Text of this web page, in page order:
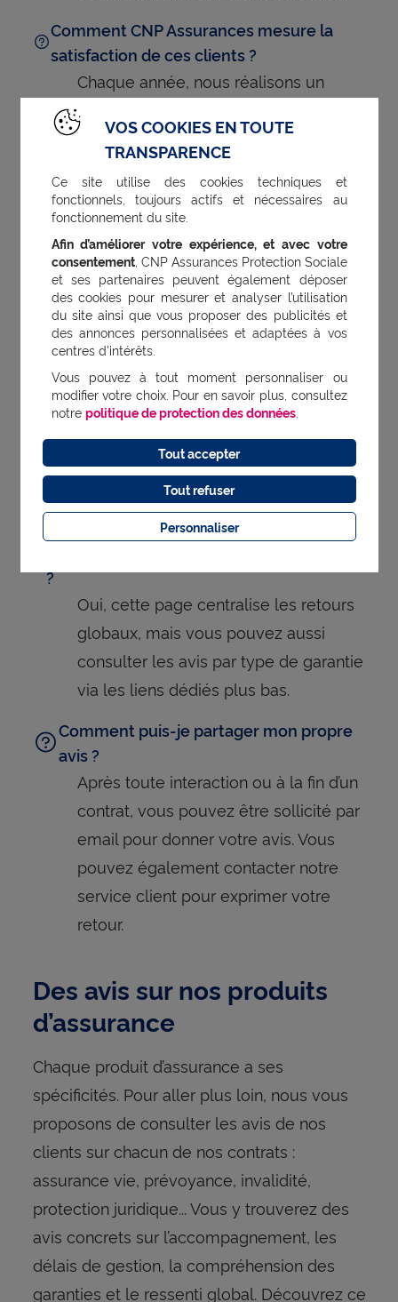
Comment CNP Assurances mesure la
satisfaction de ces clients ?
Chaque année, nous réalisons un
critères : qualité du service, réactivité,
clarté des informations,
accompagnement. En 2024, notre
score global était de 91/100.
Que fait CNP Assurances en cas d’avis
négatif ?
Chaque avis est pris en compte.
Lorsqu’un retour nécessite une action,
notre équipe relation client entre en
contact avec l’assuré pour
Ces avis permettent aussi d’améliorer
nos services.
Peut-on consulter les avis sur les produits
?
Oui, cette page centralise les retours
globaux, mais vous pouvez aussi
consulter les avis par type de garantie
via les liens dédiés plus bas.
Comment puis-je partager mon propre
avis ?
Après toute interaction ou à la fin d’un
contrat, vous pouvez être sollicité par
email pour donner votre avis. Vous
pouvez également contacter notre
service client pour exprimer votre
retour.
Des avis sur nos produits
d’assurance
Chaque produit d’assurance a ses
spécificités. Pour aller plus loin, nous vous
proposons de consulter les avis de nos
clients sur chacun de nos contrats :
assurance vie, prévoyance, invalidité,
protection juridique... Vous y trouverez des
avis concrets sur l’accompagnement, les
délais de gestion, la compréhension des
garanties et le ressenti global. Découvrez ce
VOS COOKIES EN TOUTE
TRANSPARENCE
Ce site utilise des cookies techniques et
fonctionnels, toujours actifs et nécessaires au
fonctionnement du site.
Afin d’améliorer votre expérience, et avec votre
consentement, CNP Assurances Protection Sociale
et ses partenaires peuvent également déposer
des cookies pour mesurer et analyser l’utilisation
du site ainsi que vous proposer des publicités et
des annonces personnalisées et adaptées à vos
centres d’intérêts.
Vous pouvez à tout moment personnaliser ou
modifier votre choix. Pour en savoir plus, consultez
notre politique de protection des données.
Personnaliser
Tout refuser
Tout accepter